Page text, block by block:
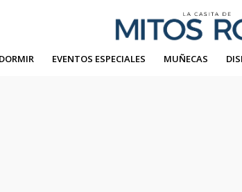
EVENTOS ESPECIALES MUÑECAS